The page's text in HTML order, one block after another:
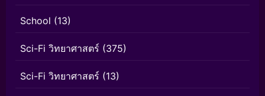
School (13)
Sci-Fi วิทยาศาสตร์ (375)
Sci-Fi วิทยาศาสตร์ (13)